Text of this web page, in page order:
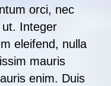
orci, nec
ut. Integer
eleifend, nulla
mauris
enim. Duis